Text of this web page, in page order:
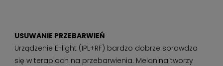
USUWANIE PRZEBARWIEŃ
Urządzenie E-light (IPL+RF) bardzo dobrze sprawdza
się w terapiach na przebarwienia. Melanina tworzy